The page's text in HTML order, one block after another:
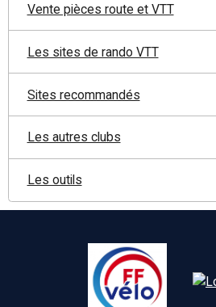
Vente pièces route et VTT
Les sites de rando VTT
Sites recommandés
Les autres clubs
Les outils